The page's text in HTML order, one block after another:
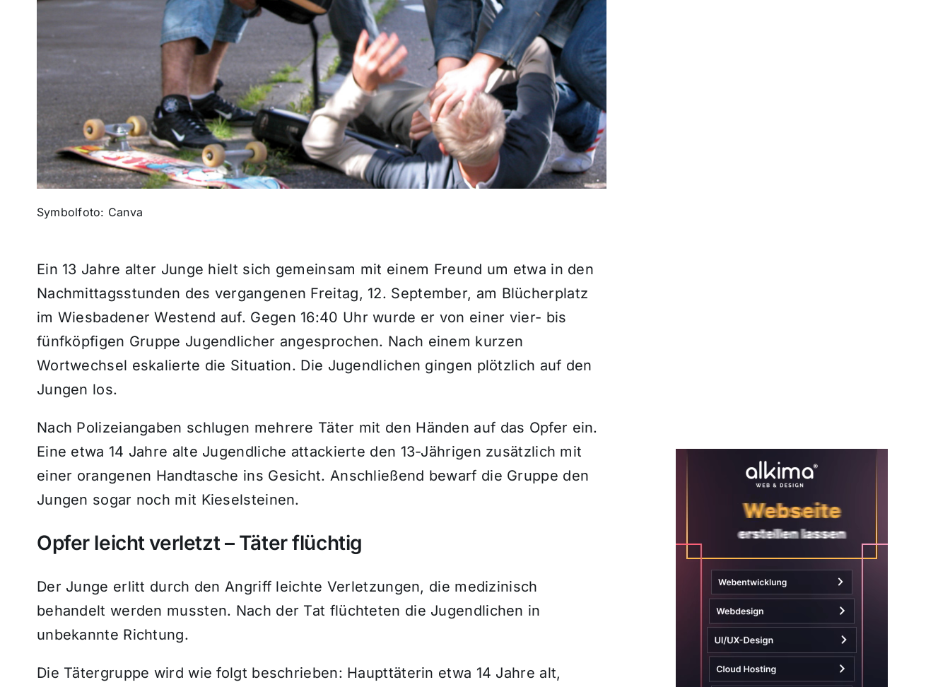
Symbolfoto: Canva
Ein 13 Jahre alter Junge hielt sich gemeinsam mit einem Freund um etwa in den
Nachmittagsstunden des vergangenen Freitag, 12. September, am Blücherplatz
im Wiesbadener Westend auf. Gegen 16:40 Uhr wurde er von einer vier- bis
fünfköpfigen Gruppe Jugendlicher angesprochen. Nach einem kurzen
Wortwechsel eskalierte die Situation. Die Jugendlichen gingen plötzlich auf den
Jungen los.
Nach Polizeiangaben schlugen mehrere Täter mit den Händen auf das Opfer ein.
Eine etwa 14 Jahre alte Jugendliche attackierte den 13-Jährigen zusätzlich mit
einer orangenen Handtasche ins Gesicht. Anschließend bewarf die Gruppe den
Jungen sogar noch mit Kieselsteinen.
Opfer leicht verletzt – Täter flüchtig
Der Junge erlitt durch den Angriff leichte Verletzungen, die medizinisch
behandelt werden mussten. Nach der Tat flüchteten die Jugendlichen in
unbekannte Richtung.
Die Tätergruppe wird wie folgt beschrieben: Haupttäterin etwa 14 Jahre alt,